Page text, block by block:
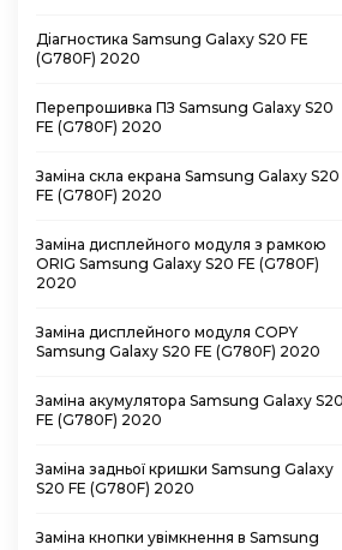
Діагностика Samsung Galaxy S20 FE
(G780F) 2020
Перепрошивка ПЗ Samsung Galaxy S20
FE (G780F) 2020
Заміна скла екрана Samsung Galaxy S20
FE (G780F) 2020
Заміна дисплейного модуля з рамкою
ORIG Samsung Galaxy S20 FE (G780F)
2020
Заміна дисплейного модуля COPY
Samsung Galaxy S20 FE (G780F) 2020
Заміна акумулятора Samsung Galaxy S20
FE (G780F) 2020
Заміна задньої кришки Samsung Galaxy
S20 FE (G780F) 2020
Заміна кнопки увімкнення в Samsung